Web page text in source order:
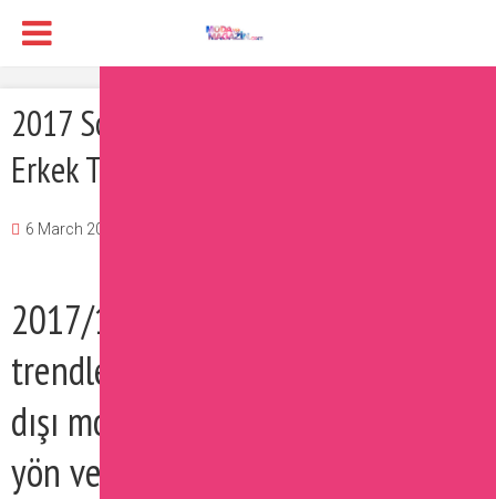
2017 Sonbahar Kış Defilelerinden
Erkek Trendleri
6 March 2017
2017/18 Sonbahar kış erkek
trendleri iddialı, modern ve sıra
dışı modelleriyle erkek modasına
yön vermeye devam ediyor.